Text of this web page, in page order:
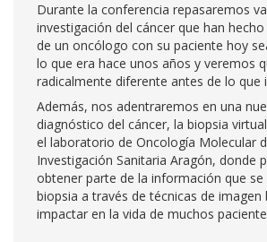
Durante la conferencia repasaremos
investigación del cáncer que han
de un oncólogo con su paciente hoy
lo que era hace unos años y veremos
radicalmente diferente antes de lo que
Además, nos adentraremos en una
diagnóstico del cáncer, la biopsia
el laboratorio de Oncología Molecular
Investigación Sanitaria Aragón, donde
obtener parte de la información que se
biopsia a través de técnicas de imagen
impactar en la vida de muchos